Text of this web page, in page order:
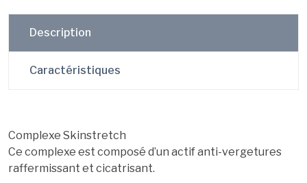
Description
Caractéristiques
Complexe Skinstretch
Ce complexe est composé d’un actif anti-vergetures
raffermissant et cicatrisant.